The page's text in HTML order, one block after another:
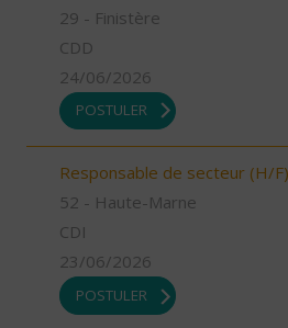
29 - Finistère
CDD
24/06/2026
POSTULER
Responsable de secteur (H/F)
52 - Haute-Marne
CDI
23/06/2026
POSTULER